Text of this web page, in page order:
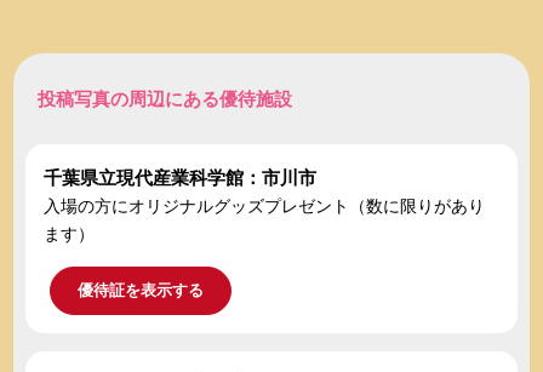
投稿写真の周辺にある優待施設
千葉県立現代産業科学館：市川市
入場の方にオリジナルグッズプレゼント（数に限りがあり
ます）
優待証を表示する